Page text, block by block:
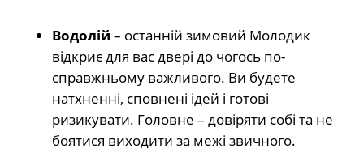
Водолій – останній зимовий Молодик
відкриє для вас двері до чогось по-
справжньому важливого. Ви будете
натхненні, сповнені ідей і готові
ризикувати. Головне – довіряти собі та не
боятися виходити за межі звичного.